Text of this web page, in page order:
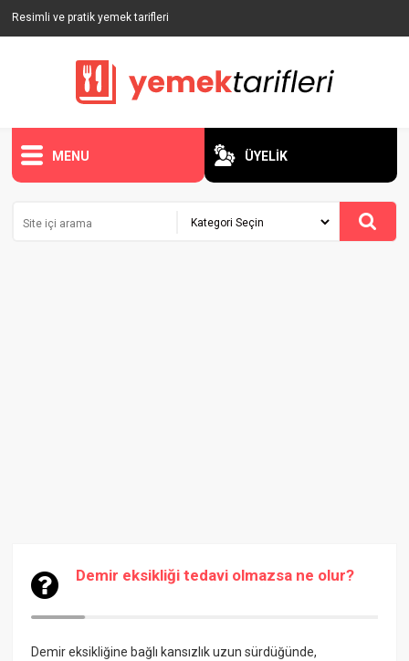
Resimli ve pratik yemek tarifleri
MENU ÜYELİK
Demir eksikliği tedavi olmazsa ne olur?
Demir eksikliğine bağlı kansızlık uzun sürdüğünde,